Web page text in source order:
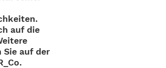
auf die
Sie auf der